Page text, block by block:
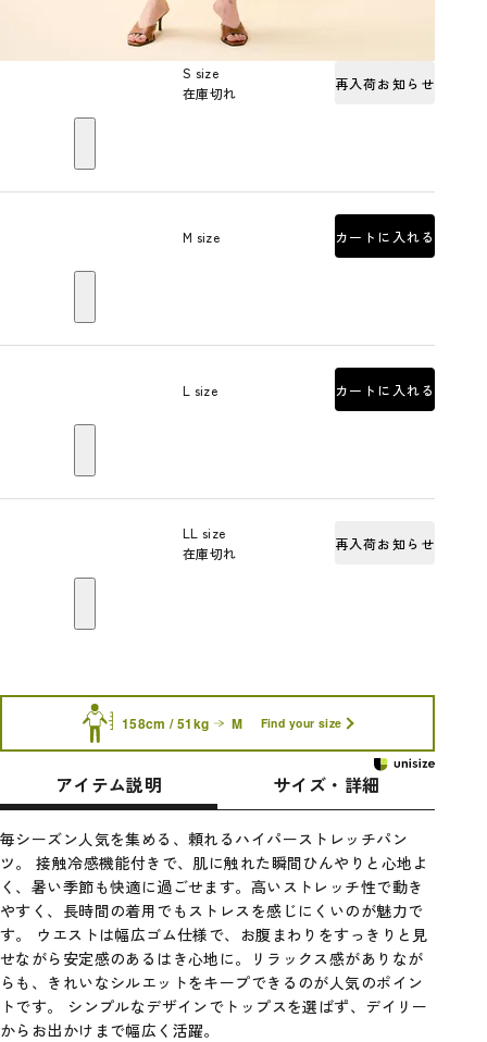
S size
在庫切れ
再入荷お知らせ
M size カートに入れる
L size カートに入れる
LL size
在庫切れ
再入荷お知らせ
158cm / 51kg M Find your size
アイテム説明 サイズ・詳細
毎シーズン人気を集める、頼れるハイパーストレッチパン
ツ。 接触冷感機能付きで、肌に触れた瞬間ひんやりと心地よ
く、暑い季節も快適に過ごせます。高いストレッチ性で動き
やすく、長時間の着用でもストレスを感じにくいのが魅力で
す。 ウエストは幅広ゴム仕様で、お腹まわりをすっきりと見
せながら安定感のあるはき心地に。リラックス感がありなが
らも、きれいなシルエットをキープできるのが人気のポイン
トです。 シンプルなデザインでトップスを選ばず、デイリー
からお出かけまで幅広く活躍。